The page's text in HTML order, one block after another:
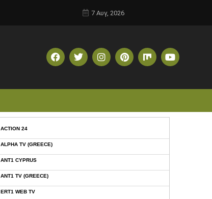
7 Αυγ, 2026
ACTION 24
ALPHA TV (GREECE)
ANT1 CYPRUS
ANT1 TV (GREECE)
ERT1 WEB TV